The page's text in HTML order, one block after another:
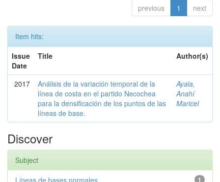
previous 1 next
Item hits:
Issue
Date
Title Author(s)
2017
Análisis de la variación temporal de la
línea de costa en el partido Necochea
para la densificación de los puntos de las
líneas de base.
Ayala,
Anahí
Maricel
Discover
Subject
1
Líneas de bases normales